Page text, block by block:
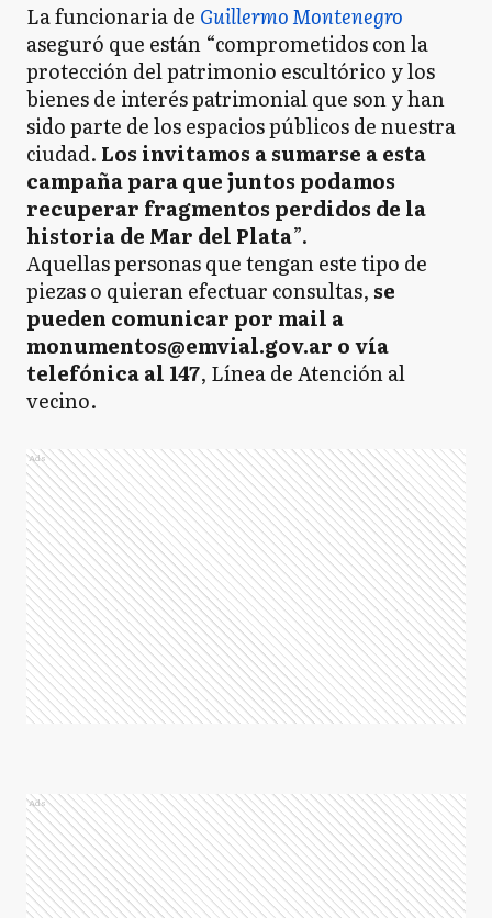
La funcionaria de Guillermo Montenegro
aseguró que están “comprometidos con la
protección del patrimonio escultórico y los
bienes de interés patrimonial que son y han
sido parte de los espacios públicos de nuestra
ciudad. Los invitamos a sumarse a esta
campaña para que juntos podamos
recuperar fragmentos perdidos de la
historia de Mar del Plata”.
Aquellas personas que tengan este tipo de
piezas o quieran efectuar consultas, se
pueden comunicar por mail a
monumentos@emvial.gov.ar o vía
telefónica al 147, Línea de Atención al
vecino.
Ads
Ads